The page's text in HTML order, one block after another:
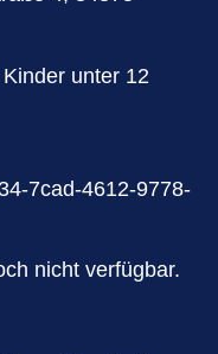
unter 12
7cad-4612-9778-
nicht verfügbar.